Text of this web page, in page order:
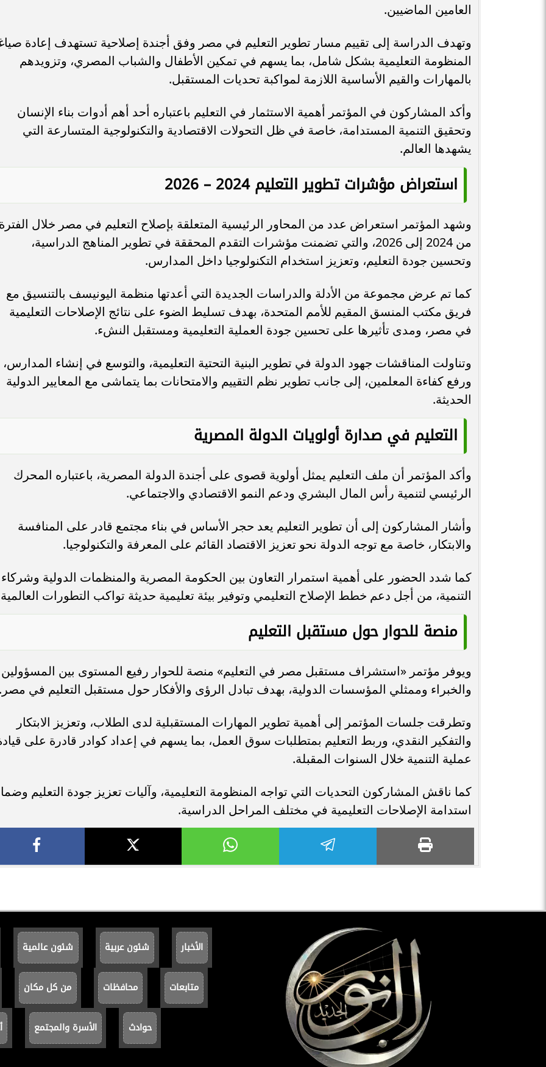
العامين الماضيين.
وتهدف الدراسة إلى تقييم مسار تطوير التعليم في مصر وفق أجندة إصلاحية تستهدف إعادة
المنظومة التعليمية بشكل شامل، بما يسهم في تمكين الأطفال والشباب المصري، وتزويدهم
بالمهارات والقيم الأساسية اللازمة لمواكبة تحديات المستقبل.
وأكد المشاركون في المؤتمر أهمية الاستثمار في التعليم باعتباره أحد أهم أدوات بناء الإنسان
وتحقيق التنمية المستدامة، خاصة في ظل التحولات الاقتصادية والتكنولوجية المتسارعة التي
يشهدها العالم.
استعراض مؤشرات تطوير التعليم 2024 – 2026
وشهد المؤتمر استعراض عدد من المحاور الرئيسية المتعلقة بإصلاح التعليم في مصر خلال
من 2024 إلى 2026، والتي تضمنت مؤشرات التقدم المحققة في تطوير المناهج الدراسية،
وتحسين جودة التعليم، وتعزيز استخدام التكنولوجيا داخل المدارس.
كما تم عرض مجموعة من الأدلة والدراسات الجديدة التي أعدتها منظمة اليونيسف بالتنسيق مع
فريق مكتب المنسق المقيم للأمم المتحدة، بهدف تسليط الضوء على نتائج الإصلاحات التعليمية
في مصر، ومدى تأثيرها على تحسين جودة العملية التعليمية ومستقبل النشء.
وتناولت المناقشات جهود الدولة في تطوير البنية التحتية التعليمية، والتوسع في إنشاء المدارس،
ورفع كفاءة المعلمين، إلى جانب تطوير نظم التقييم والامتحانات بما يتماشى مع المعايير الدولية
الحديثة.
التعليم في صدارة أولويات الدولة المصرية
وأكد المؤتمر أن ملف التعليم يمثل أولوية قصوى على أجندة الدولة المصرية، باعتباره المحرك
الرئيسي لتنمية رأس المال البشري ودعم النمو الاقتصادي والاجتماعي.
وأشار المشاركون إلى أن تطوير التعليم يعد حجر الأساس في بناء مجتمع قادر على المنافسة
والابتكار، خاصة مع توجه الدولة نحو تعزيز الاقتصاد القائم على المعرفة والتكنولوجيا.
كما شدد الحضور على أهمية استمرار التعاون بين الحكومة المصرية والمنظمات الدولية وشركاء
التنمية، من أجل دعم خطط الإصلاح التعليمي وتوفير بيئة تعليمية حديثة تواكب التطورات
منصة للحوار حول مستقبل التعليم
ويوفر مؤتمر «استشراف مستقبل مصر في التعليم» منصة للحوار رفيع المستوى بين المسؤولين
والخبراء وممثلي المؤسسات الدولية، بهدف تبادل الرؤى والأفكار حول مستقبل التعليم في
وتطرقت جلسات المؤتمر إلى أهمية تطوير المهارات المستقبلية لدى الطلاب، وتعزيز الابتكار
والتفكير النقدي، وربط التعليم بمتطلبات سوق العمل، بما يسهم في إعداد كوادر قادرة على
عملية التنمية خلال السنوات المقبلة.
كما ناقش المشاركون التحديات التي تواجه المنظومة التعليمية، وآليات تعزيز جودة التعليم
استدامة الإصلاحات التعليمية في مختلف المراحل الدراسية.
الأخبار شئون عربية شئون عالمية
متابعات محافظات من كل مكان
حوادث الأسرة والمجتمع